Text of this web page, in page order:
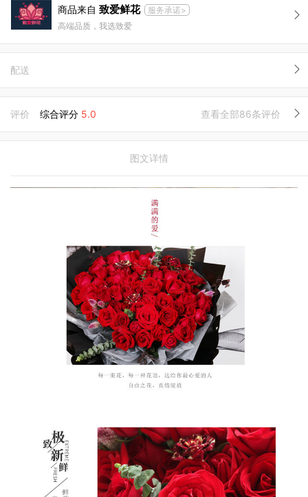
商品来自 致爱鲜花
服务承诺>
高端品质，我选致爱
配送
评价 综合评分 5.0 查看全部86条评价
图文详情